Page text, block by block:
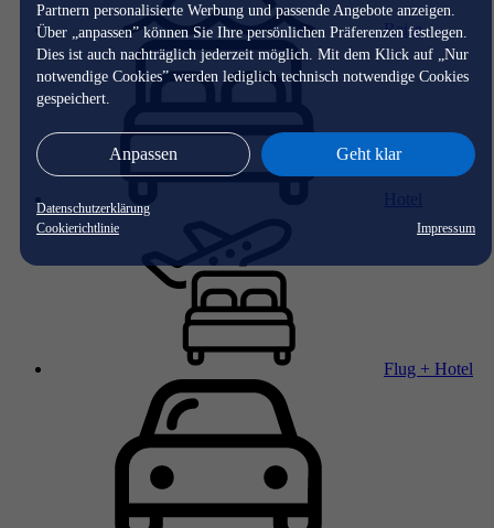
Partnern personalisierte Werbung und passende Angebote anzeigen.
Über „anpassen” können Sie Ihre persönlichen Präferenzen festlegen.
Dies ist auch nachträglich jederzeit möglich. Mit dem Klick auf „Nur
notwendige Cookies” werden lediglich technisch notwendige Cookies
gespeichert.
Anpassen Geht klar
Datenschutzerklärung
Cookierichtlinie
Impressum
Reise
Flug + Hotel